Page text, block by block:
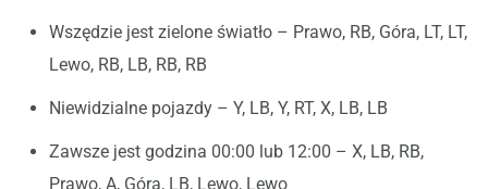
Wszędzie jest zielone światło – Prawo, RB, Góra, LT, LT,
Lewo, RB, LB, RB, RB
Niewidzialne pojazdy – Y, LB, Y, RT, X, LB, LB
Zawsze jest godzina 00:00 lub 12:00 – X, LB, RB,
Prawo, A, Góra, LB, Lewo, Lewo